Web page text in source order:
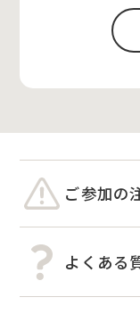
ご参加の
よくある